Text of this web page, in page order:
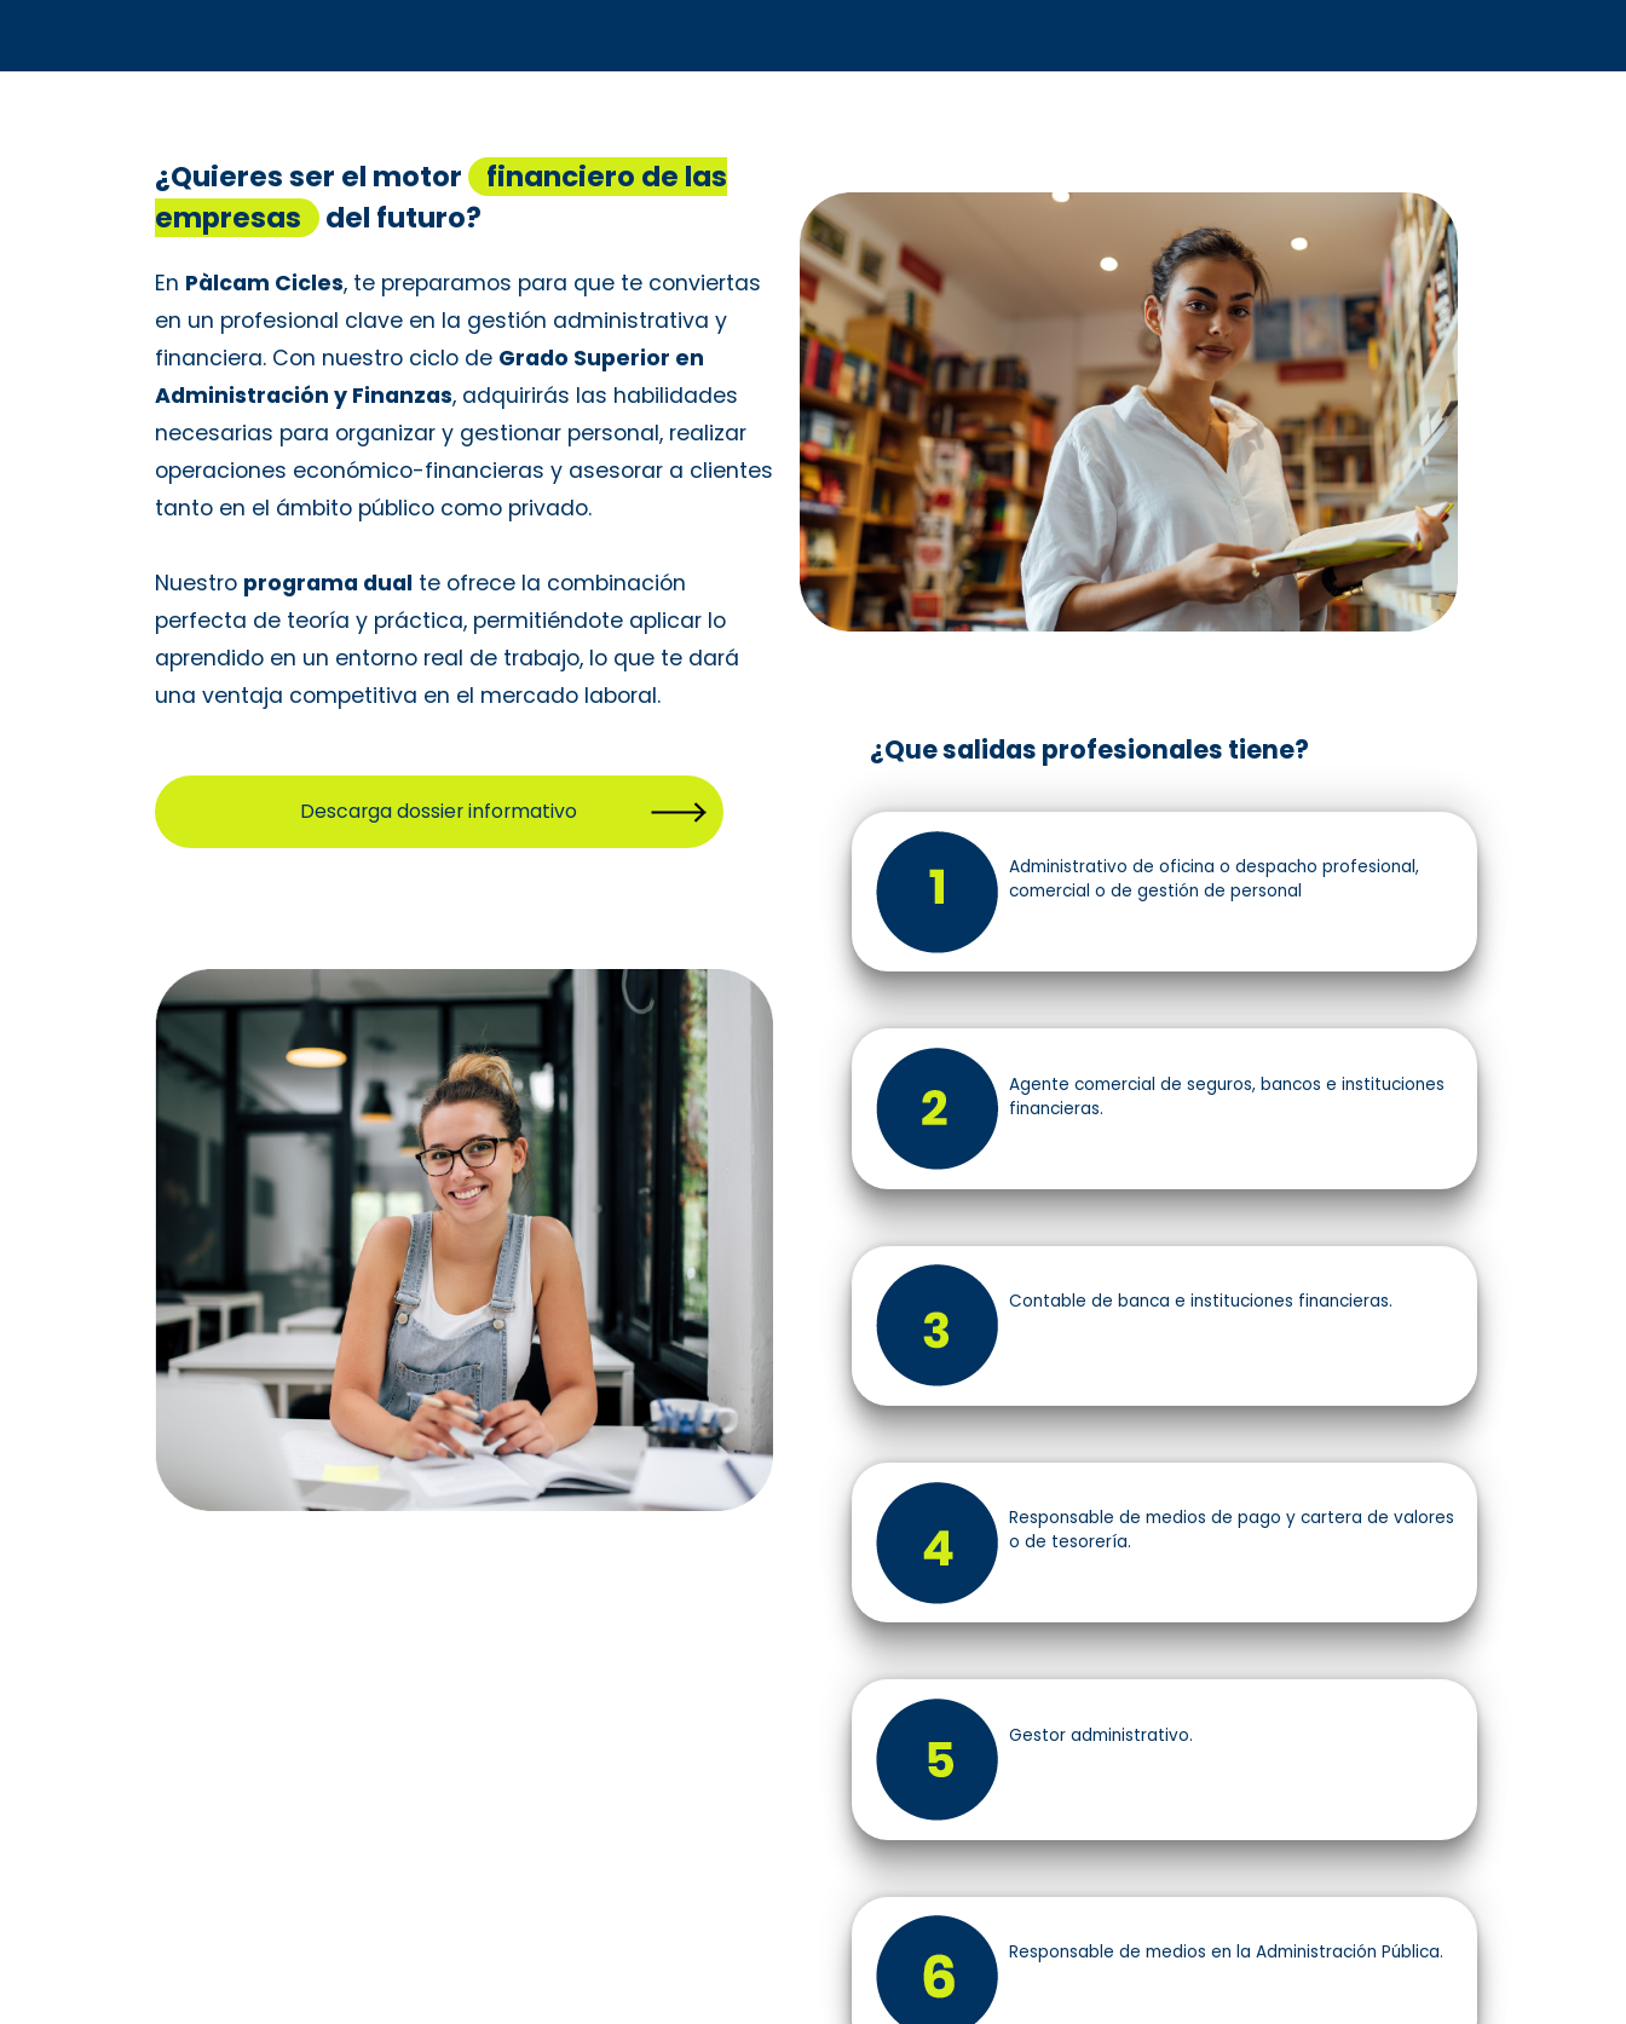
¿Quieres ser el motor
financiero de las
empresas del futuro?
En Pàlcam Cicles, te preparamos para que te conviertas
en un profesional clave en la gestión administrativa y
financiera. Con nuestro ciclo de Grado Superior en
Administración y Finanzas, adquirirás las habilidades
necesarias para organizar y gestionar personal, realizar
operaciones económico-financieras y asesorar a clientes
tanto en el ámbito público como privado.
Nuestro programa dual te ofrece la combinación
perfecta de teoría y práctica, permitiéndote aplicar lo
aprendido en un entorno real de trabajo, lo que te dará
una ventaja competitiva en el mercado laboral.
Descarga dossier informativo
¿Que salidas profesionales tiene?
Administrativo de oficina o despacho profesional,
comercial o de gestión de personal
Agente comercial de seguros, bancos e instituciones
financieras.
Contable de banca e instituciones financieras.
Responsable de medios de pago y cartera de valores
o de tesorería.
Gestor administrativo.
Responsable de medios en la Administración Pública.